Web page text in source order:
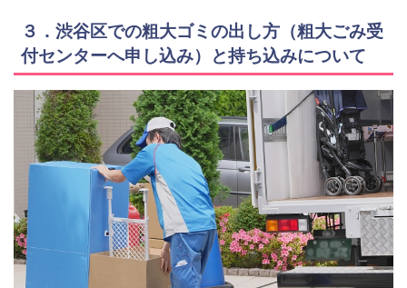
３．渋谷区での粗大ゴミの出し方（粗大ごみ受
付センターへ申し込み）と持ち込みについて